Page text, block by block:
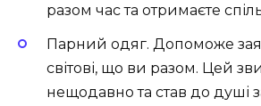
разом час та отримаєте
Парний одяг. Допоможе
світові, що ви разом. Цей
нещодавно та став до душі